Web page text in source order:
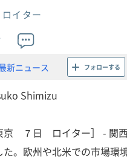
ロイター
新ニュース フォローする
Shimizu
京 ７日 ロイター］ - 関
た。欧州や北米での市場環